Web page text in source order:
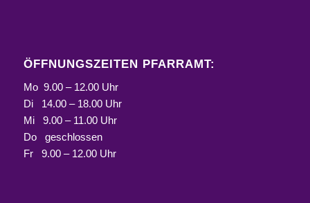
ÖFFNUNGSZEITEN PFARRAMT:
Mo 9.00 – 12.00 Uhr
Di 14.00 – 18.00 Uhr
Mi 9.00 – 11.00 Uhr
Do geschlossen
Fr 9.00 – 12.00 Uhr